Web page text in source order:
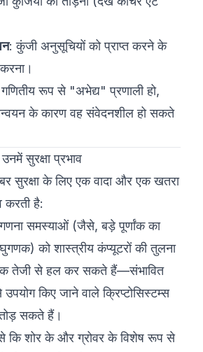
: कुंजी अनुसूचियों को प्राप्त करने के
रूप से "अभेद्य" प्रणाली हो,
के कारण वह संवेदनशील हो सकते
सुरक्षा प्रभाव
सुरक्षा के लिए एक वादा और एक खतरा
करती है:
समस्याओं (जैसे, बड़े पूर्णांक का
को शास्त्रीय कंप्यूटरों की तुलना
तेजी से हल कर सकते हैं—संभावित
किए जाने वाले क्रिप्टोसिस्टम्स
सकते हैं।
शोर के और ग्रोवर के विशेष रूप से